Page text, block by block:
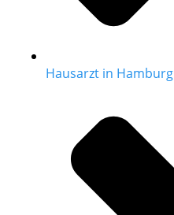
Hausarzt in Hamburg